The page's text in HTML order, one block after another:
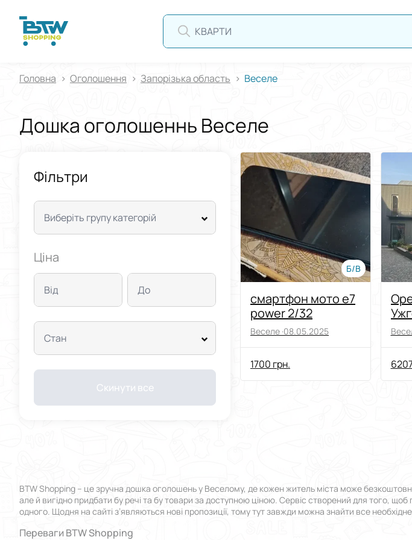
КВАРТИРА
Головна Оголошення Запорізька область Веселе
Дошка оголошеннь Веселе
Фільтри
Виберіть групу категорій
Ціна
Від До
Стан
Скинути все
Б/В
смартфон мото e7
power 2/32
Веселе ·08.05.2025
1700 грн.
BTW Shopping – це зручна дошка оголошень у Веселому, де кожен житель міста може
але й вигідно придбати бу речі та бу товари за доступною ціною. Сервіс створений для того,
одного. Щодня на сайті з’являються нові пропозиції, тому тут завжди можна знайти все
Переваги BTW Shopping